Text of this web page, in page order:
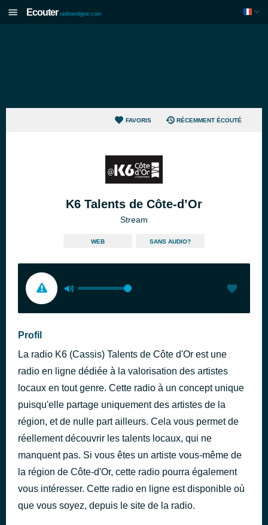
Ecouter radioenligne.com
FAVORIS RÉCEMMENT ÉCOUTÉ
K6 Talents de Côte-d’Or
Stream
WEB SANS AUDIO?
Profil
La radio K6 (Cassis) Talents de Côte d'Or est une
radio en ligne dédiée à la valorisation des artistes
locaux en tout genre. Cette radio à un concept unique
puisqu'elle partage uniquement des artistes de la
région, et de nulle part ailleurs. Cela vous permet de
réellement découvrir les talents locaux, qui ne
manquent pas. Si vous êtes un artiste vous-même de
la région de Côte-d'Or, cette radio pourra également
vous intéresser. Cette radio en ligne est disponible où
que vous soyez, depuis le site de la radio.